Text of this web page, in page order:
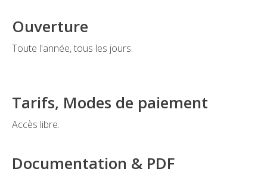
Ouverture
Toute l'année, tous les jours.
Tarifs, Modes de paiement
Accès libre.
Documentation & PDF